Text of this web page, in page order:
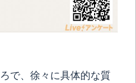
で、徐々に具体的な質